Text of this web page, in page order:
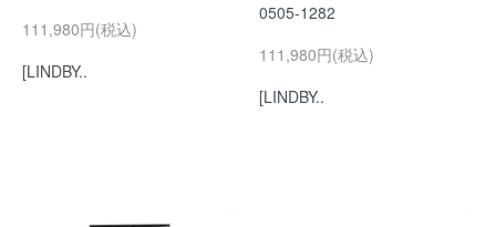
111,980円(税込)
[LINDBY..
0505-1282
111,980円(税込)
[LINDBY..